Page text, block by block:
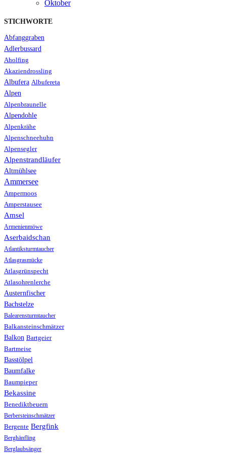
Oktober
STICHWORTE
Abfanggraben
Adlerbussard
Aholfing
Akaziendrossling
Albufera Albufereta
Alpen
Alpenbraunelle
Alpendohle
Alpenkrähe
Alpenschneehuhn
Alpensegler
Alpenstrandläufer
Altmühlsee
Ammersee
Ampermoos
Amperstausee
Amsel
Armenienmöwe
Aserbaidschan
Atlantiksturmtaucher
Atlasgrasmücke
Atlasgrünspecht
Atlasohrenlerche
Austernfischer
Bachstelze
Balearensturmtaucher
Balkansteinschmätzer
Balkon Bartgeier
Bartmeise
Basstölpel
Baumfalke
Baumpieper
Bekassine
Benediktbeuern
Berbersteinschmätzer
Bergente Bergfink
Berghänfling
Berglaubsänger